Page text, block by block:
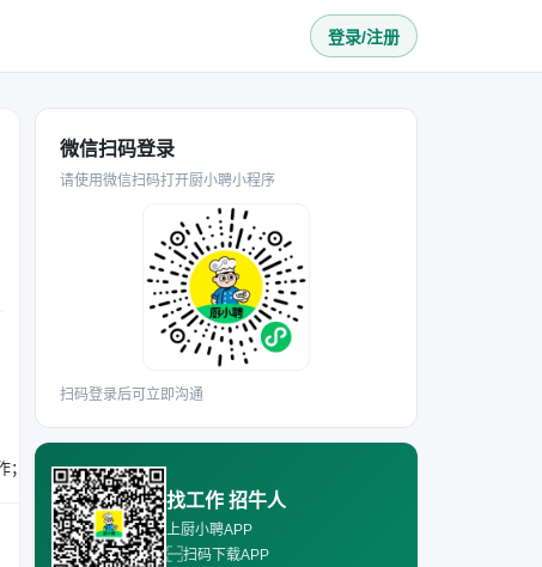
微信扫码登录
请使用微信扫码打开厨小聘小程序
扫码登录后可立即沟通
找工作 招牛人
上厨小聘APP
扫码下载APP
登录/注册